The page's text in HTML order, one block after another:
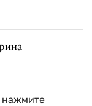
нажмите